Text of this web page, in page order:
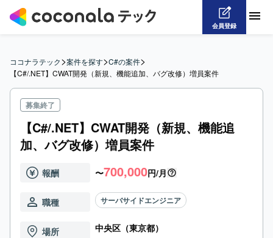
会員登録
ココナラテック>案件を探す>C#の案件>
【C#/.NET】CWAT開発（新規、機能追加、バグ改修）増員案件
募集終了
【C#/.NET】CWAT開発（新規、機能追
加、バグ改修）増員案件
報酬 〜700,000円/月
職種 サーバサイドエンジニア
場所 中央区（東京都）